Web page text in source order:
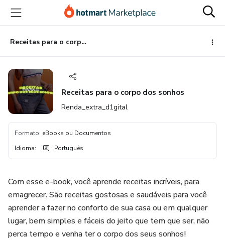
para
conteúdo
principal
para
pagamento
para
rodapé
Receitas para o corpo dos sonhos
Receitas para o corpo dos sonhos
Renda_extra_d1gital
Formato: eBooks ou Documentos
Idioma: Português
Com esse e-book, você aprende receitas incríveis, para
emagrecer. São receitas gostosas e saudáveis para você
aprender a fazer no conforto de sua casa ou em qualquer
lugar, bem simples e fáceis do jeito que tem que ser, não
perca tempo e venha ter o corpo dos seus sonhos!